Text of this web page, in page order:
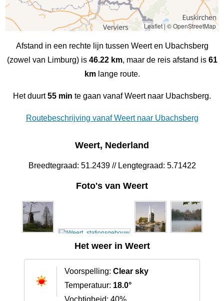
Leaflet| © OpenStreetMap
Afstand in een rechte lijn tussen Weert en Ubachsberg
(zowel van Limburg) is 46.22 km, maar de reis afstand is 61
kmlange route.
Het duurt55 min te gaan vanaf Weert naar Ubachsberg.
Routebeschrijving vanaf Weert naar Ubachsberg
Weert, Nederland
Breedtegraad: 51.2439 // Lengtegraad: 5.71422
Foto's van Weert
Het weer in Weert
Voorspelling: Clear sky
Temperatuur: 18.0°